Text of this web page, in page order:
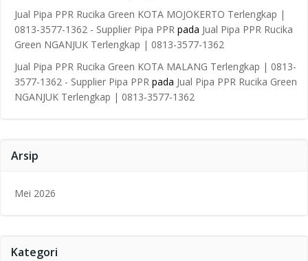
Jual Pipa PPR Rucika Green KOTA MOJOKERTO Terlengkap |
0813-3577-1362 - Supplier Pipa PPR pada Jual Pipa PPR Rucika
Green NGANJUK Terlengkap | 0813-3577-1362
Jual Pipa PPR Rucika Green KOTA MALANG Terlengkap | 0813-
3577-1362 - Supplier Pipa PPR pada Jual Pipa PPR Rucika Green
NGANJUK Terlengkap | 0813-3577-1362
Arsip
Mei 2026
Kategori